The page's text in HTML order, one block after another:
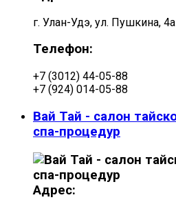
г. Улан-Удэ, ул. Пушкина, 4а
Телефон:
+7 (3012) 44-05-88
+7 (924) 014-05-88
Вай Тай - салон
спа-процедур
Адрес: